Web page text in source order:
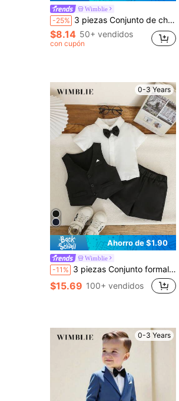
Wimblie
-25% 3 piezas Conjunto de chaleco, pantalones cortos y pajarita para bebé, conjunto de primera Día de la Madre, chaleco con cuello en V de moda, nuevo conjunto de vestir de verano, chaleco con cuello en V con decoración de bolsillo falso, pajarita plegable, pantalones con cintura elástica, adecuado para cumpleaños, fiesta, boda
$8.14 50+ vendidos
con cupón
0-3 Years
Ahorro de $1.90
Wimblie
-11% 3 piezas Conjunto formal de caballero para bebés niños: Camisa polo de punto blanca con moño, chaleco con bolsillo decorativo y pantalones cortos de cintura elástica, elegante y de moda, adecuado para fiesta de cumpleaños, cena, actuación, boda, baby shower, celebración del 1er cumpleaños y otras ocasiones importantes.
$15.69 100+ vendidos
0-3 Years